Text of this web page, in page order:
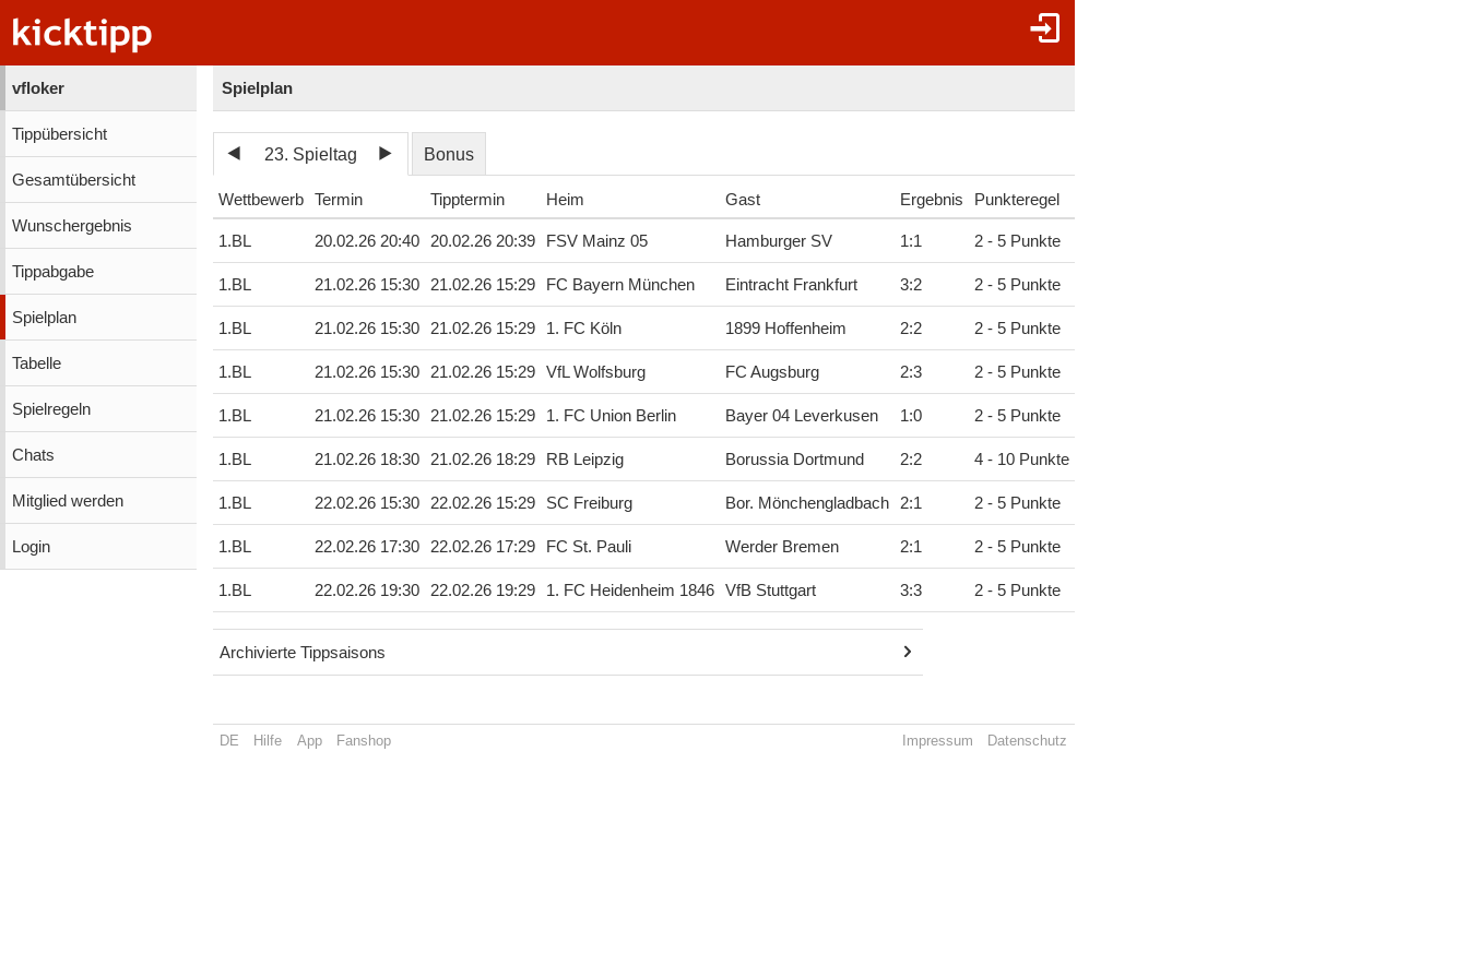
vfloker
Tippübersicht
Gesamtübersicht
Wunschergebnis
Tippabgabe
Spielplan
Tabelle
Spielregeln
Chats
Mitglied werden
Login
Spielplan
23. Spieltag Bonus
Wettbewerb Termin Tipptermin Heim Gast Ergebnis Punkteregel
1.BL 20.02.26 20:40 20.02.26 20:39 FSV Mainz 05 Hamburger SV 1:1 2 - 5 Punkte
1.BL 21.02.26 15:30 21.02.26 15:29 FC Bayern München Eintracht Frankfurt 3:2 2 - 5 Punkte
1.BL 21.02.26 15:30 21.02.26 15:29 1. FC Köln 1899 Hoffenheim 2:2 2 - 5 Punkte
1.BL 21.02.26 15:30 21.02.26 15:29 VfL Wolfsburg FC Augsburg 2:3 2 - 5 Punkte
1.BL 21.02.26 15:30 21.02.26 15:29 1. FC Union Berlin Bayer 04 Leverkusen 1:0 2 - 5 Punkte
1.BL 21.02.26 18:30 21.02.26 18:29 RB Leipzig Borussia Dortmund 2:2 4 - 10 Punkte
1.BL 22.02.26 15:30 22.02.26 15:29 SC Freiburg Bor. Mönchengladbach 2:1 2 - 5 Punkte
1.BL 22.02.26 17:30 22.02.26 17:29 FC St. Pauli Werder Bremen 2:1 2 - 5 Punkte
1.BL 22.02.26 19:30 22.02.26 19:29 1. FC Heidenheim 1846 VfB Stuttgart 3:3 2 - 5 Punkte
Archivierte Tippsaisons
DE Hilfe App Fanshop Impressum Datenschutz